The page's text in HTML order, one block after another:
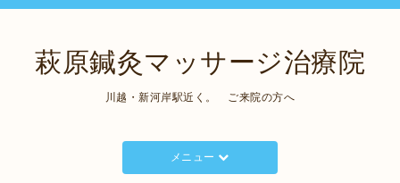
萩原鍼灸マッサージ治療院
川越・新河岸駅近く。 ご来院の方へ
メニュー